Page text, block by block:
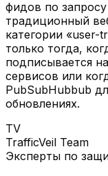
фидов по
традиционный
категории «user-
только тогда,
подписывается
сервисов или
PubSubHubbub
обновлениях.
TV
TrafficVeil Team
Эксперты по